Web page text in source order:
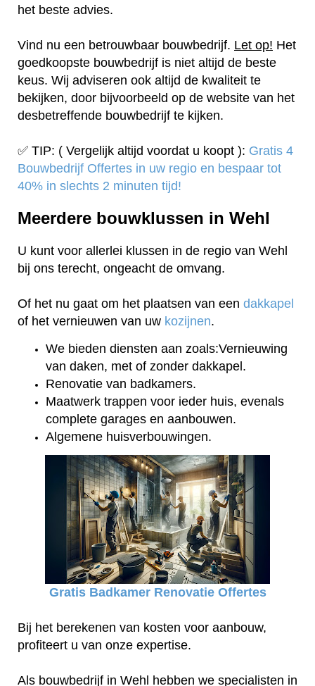
het beste advies.
Vind nu een betrouwbaar bouwbedrijf. Let op! Het
goedkoopste bouwbedrijf is niet altijd de beste
keus. Wij adviseren ook altijd de kwaliteit te
bekijken, door bijvoorbeeld op de website van het
desbetreffende bouwbedrijf te kijken.
✅ TIP: ( Vergelijk altijd voordat u koopt ): Gratis 4
Bouwbedrijf Offertes in uw regio en bespaar tot
40% in slechts 2 minuten tijd!
Meerdere bouwklussen in Wehl
U kunt voor allerlei klussen in de regio van Wehl
bij ons terecht, ongeacht de omvang.
Of het nu gaat om het plaatsen van een dakkapel
of het vernieuwen van uw kozijnen.
We bieden diensten aan zoals:Vernieuwing
van daken, met of zonder dakkapel.
Renovatie van badkamers.
Maatwerk trappen voor ieder huis, evenals
complete garages en aanbouwen.
Algemene huisverbouwingen.
Gratis Badkamer Renovatie Offertes
Bij het berekenen van kosten voor aanbouw,
profiteert u van onze expertise.
Als bouwbedrijf in Wehl hebben we specialisten in